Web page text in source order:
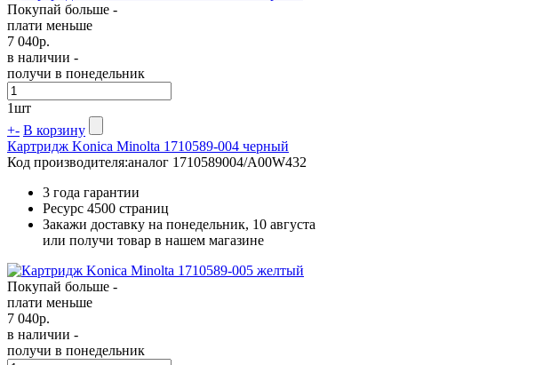
Покупай больше -
плати меньше
7 040р.
в наличии -
получи в понедельник
1шт
+- В корзину
Картридж Konica Minolta 1710589-004 черный
Код производителя:аналог 1710589004/A00W432
3 года гарантии
Ресурс 4500 страниц
Закажи доставку на понедельник, 10 августа
или получи товар в нашем магазине
Покупай больше -
плати меньше
7 040р.
в наличии -
получи в понедельник